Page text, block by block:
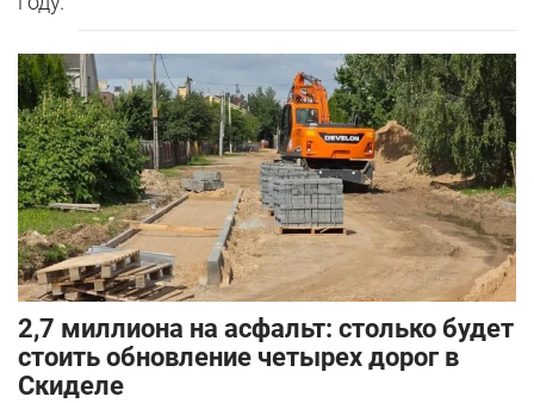
2,7 миллиона на асфальт: столько будет
стоить обновление четырех дорог в
Скиделе